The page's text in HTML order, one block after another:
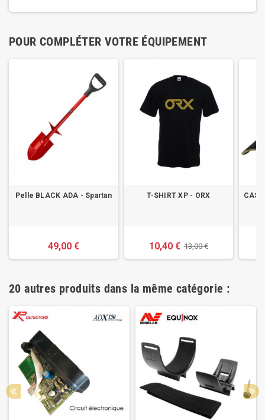
POUR COMPLÉTER VOTRE ÉQUIPEMENT
Pelle BLACK ADA - Spartan
49,00 €
T-SHIRT XP - ORX
10,40 € 13,00 €
20 autres produits dans la même catégorie :